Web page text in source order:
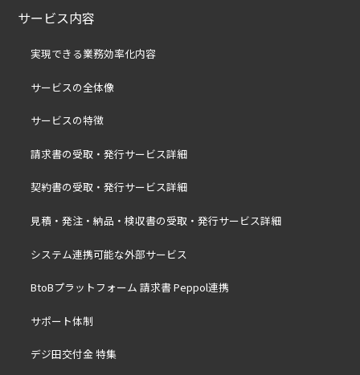
サービス内容
実現できる業務効率化内容
サービスの全体像
サービスの特徴
請求書の受取・発行サービス詳細
契約書の受取・発行サービス詳細
見積・発注・納品・検収書の受取・発行サービス詳細
システム連携可能な外部サービス
BtoBプラットフォーム 請求書 Peppol連携
サポート体制
デジ田交付金 特集